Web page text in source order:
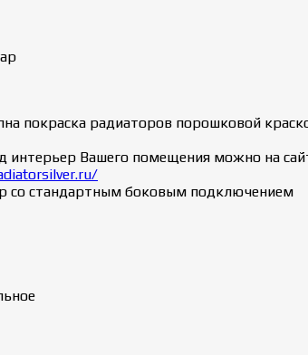
покраска радиаторов порошковой
интерьер Вашего помещения можно на
со стандартным боковым подключением